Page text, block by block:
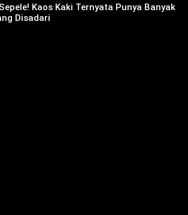
Kaos Kaki Ternyata Punya Banyak
Disadari